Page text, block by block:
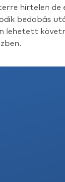
hirtelen de
bedobás
lehetett